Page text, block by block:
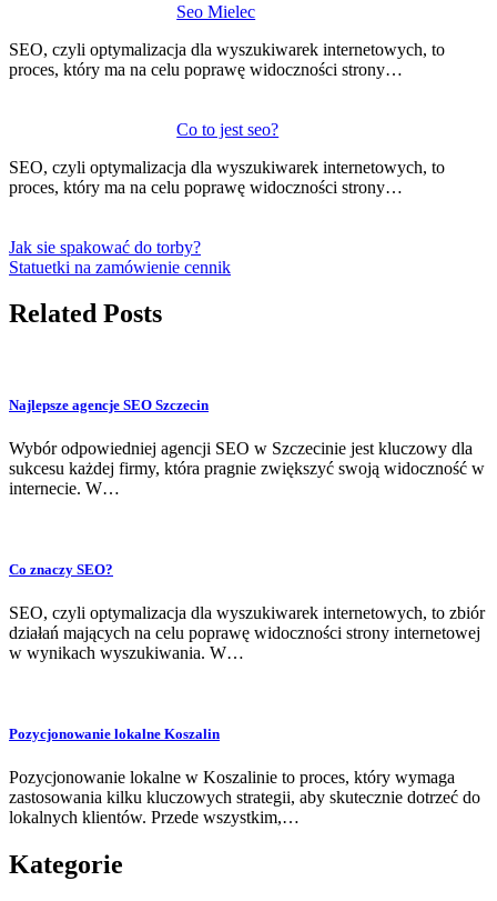
Seo Mielec
SEO, czyli optymalizacja dla wyszukiwarek internetowych, to
proces, który ma na celu poprawę widoczności strony…
Co to jest seo?
SEO, czyli optymalizacja dla wyszukiwarek internetowych, to
proces, który ma na celu poprawę widoczności strony…
Jak sie spakować do torby?
Statuetki na zamówienie cennik
Related Posts
Najlepsze agencje SEO Szczecin
Wybór odpowiedniej agencji SEO w Szczecinie jest kluczowy dla
sukcesu każdej firmy, która pragnie zwiększyć swoją widoczność w
internecie. W…
Co znaczy SEO?
SEO, czyli optymalizacja dla wyszukiwarek internetowych, to zbiór
działań mających na celu poprawę widoczności strony internetowej
w wynikach wyszukiwania. W…
Pozycjonowanie lokalne Koszalin
Pozycjonowanie lokalne w Koszalinie to proces, który wymaga
zastosowania kilku kluczowych strategii, aby skutecznie dotrzeć do
lokalnych klientów. Przede wszystkim,…
Kategorie